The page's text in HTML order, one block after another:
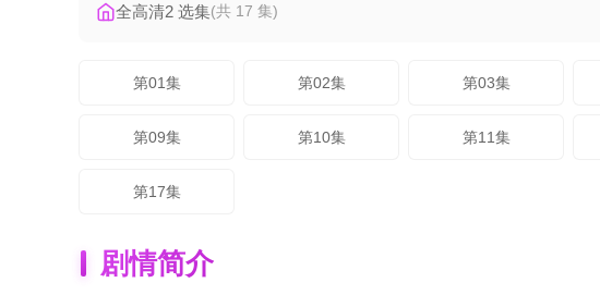
全高清2 选集(共 17 集)
第01集 第02集 第03集
第09集 第10集 第11集
第17集
剧情简介